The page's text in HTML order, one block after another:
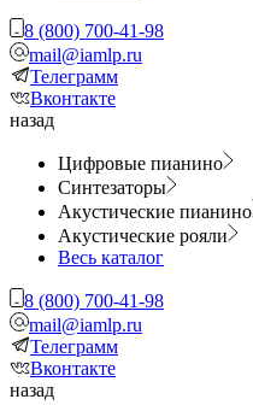
8 (800) 700-41-98
mail@iamlp.ru
Телеграмм
Вконтакте
назад
Цифровые пианино
Синтезаторы
Акустические пианино
Акустические рояли
Весь каталог
8 (800) 700-41-98
mail@iamlp.ru
Телеграмм
Вконтакте
назад